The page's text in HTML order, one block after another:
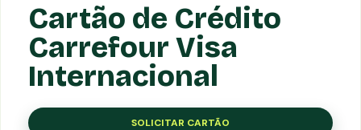
Cartão de Crédito
Carrefour Visa
Internacional
SOLICITAR CARTÃO